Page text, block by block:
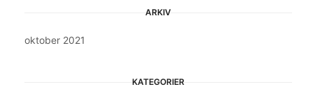
ARKIV
oktober 2021
KATEGORIER